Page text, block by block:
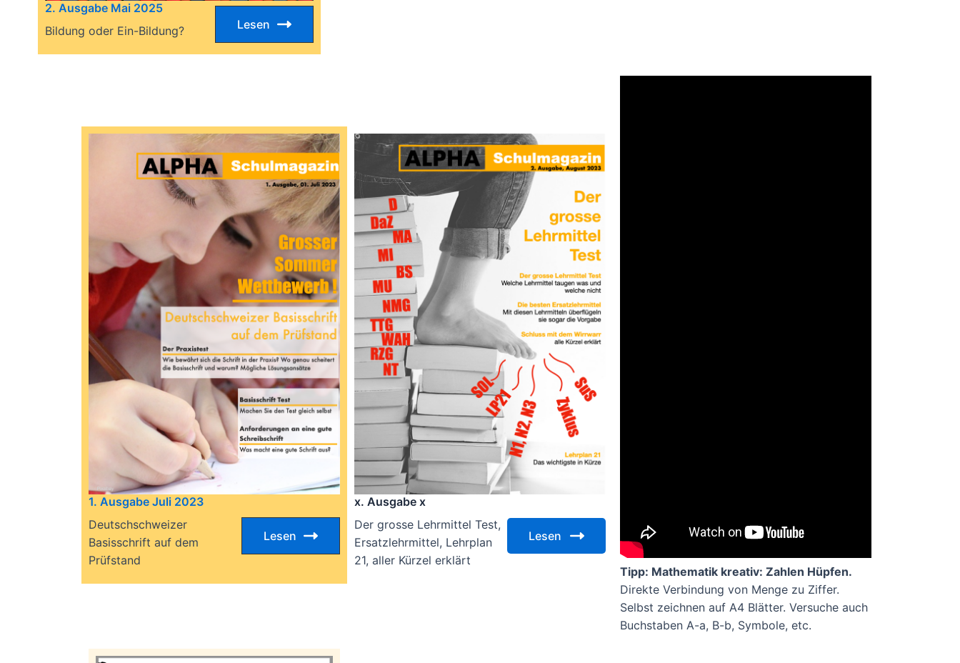
2. Ausgabe Mai 2025
Bildung oder Ein-Bildung?
Lesen
1. Ausgabe Juli 2023
Deutschschweizer
Basisschrift auf dem
Prüfstand
Lesen
x. Ausgabe x
Der grosse Lehrmittel Test,
Ersatzlehrmittel, Lehrplan
21, aller Kürzel erklärt
Lesen
Tipp: Mathematik kreativ: Zahlen Hüpfen.
Direkte Verbindung von Menge zu Ziffer.
Selbst zeichnen auf A4 Blätter. Versuche auch
Buchstaben A-a, B-b, Symbole, etc.